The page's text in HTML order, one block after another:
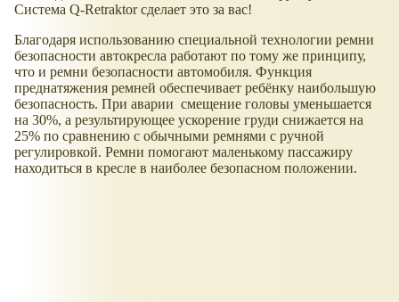
Система Q-Retraktor сделает это за вас!
Благодаря использованию специальной технологии ремни
безопасности автокресла работают по тому же принципу,
что и ремни безопасности автомобиля. Функция
преднатяжения ремней обеспечивает ребёнку наибольшую
безопасность. При аварии смещение головы уменьшается
на 30%, а результирующее ускорение груди снижается на
25% по сравнению с обычными ремнями с ручной
регулировкой. Ремни помогают маленькому пассажиру
находиться в кресле в наиболее безопасном положении.